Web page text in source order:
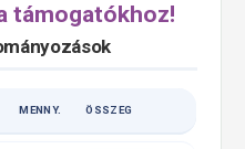
támogatókhoz!
MENNY. ÖSSZEG